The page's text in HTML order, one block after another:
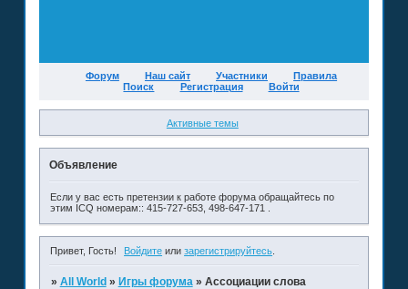
Форум Наш сайт Участники
Правила
Поиск
Регистрация Войти
Активные темы
Объявление
Если у вас есть претензии к работе форума обращайтесь по
этим ICQ номерам:: 415-727-653, 498-647-171 .
Привет, Гость! Войдите илизарегистрируйтесь
» All World » Игры форума » Ассоциации слова